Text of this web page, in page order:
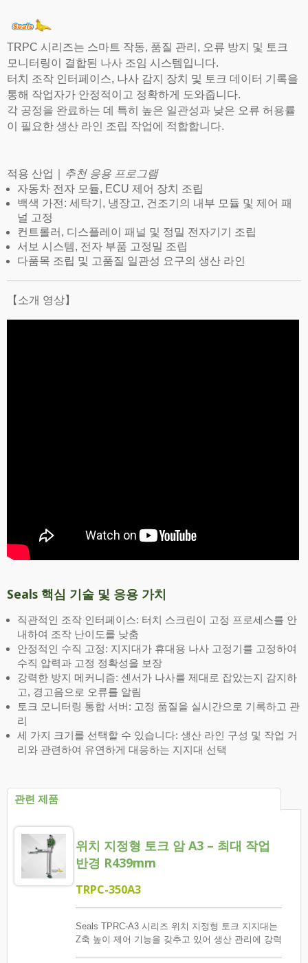
TRPC 시리즈는 스마트 작동, 품질 관리 , 오류 방지 및 토크
모니터링이 결합된 나사 조임 시스템입니다.
터치 조작 인터페이스, 나사 감지 장치 및 토크 데이터 기록을
통해 작업자가 안정적이고 정확하게 도와줍니다.
각 공정을 완료하는 데 특히 높은 일관성과 낮은 오류 허용률
이 필요한 생산 라인 조립 작업에 적합합니다.
적용 산업｜
추천 응용 프로그램
자동차 전자 모듈, ECU 제어 장치 조립
백색 가전: 세탁기, 냉장고, 건조기의 내부 모듈 및 제어 패
널 고정
컨트롤러, 디스플레이 패널 및 정밀 전자기기 조립
서보 시스템, 전자 부품 고정밀 조립
다품목 조립 및 고품질 일관성 요구의 생산 라인
【소개 영상】
Seals 핵심 기술 및 응용 가치
직관적인 조작 인터페이스: 터치 스크린이 고정 프로세스를 안
내하여 조작 난이도를 낮춤
안정적인 수직 고정: 지지대가 휴대용 나사 고정기를 고정하여
수직 압력과 고정 정확성을 보장
강력한 방지 메커니즘: 센서가 나사를 제대로 잡았는지 감지하
고, 경고음으로 오류를 알림
토크 모니터링 통합 서버: 고정 품질을 실시간으로 기록하고 관
리
세 가지 크기를 선택할 수 있습니다: 생산 라인 구성 및 작업 거
리와 관련하여 유연하게 대응하는 지지대 선택
관련 제품
위치 지정형 토크 암 A3 – 최대 작업
반경 R439mm
TRPC-350A3
Seals TPRC-A3 시리즈 위치 지정형 토크 지지대는
Z축 높이 제어 기능을 갖추고 있어 생산 관리에 강력